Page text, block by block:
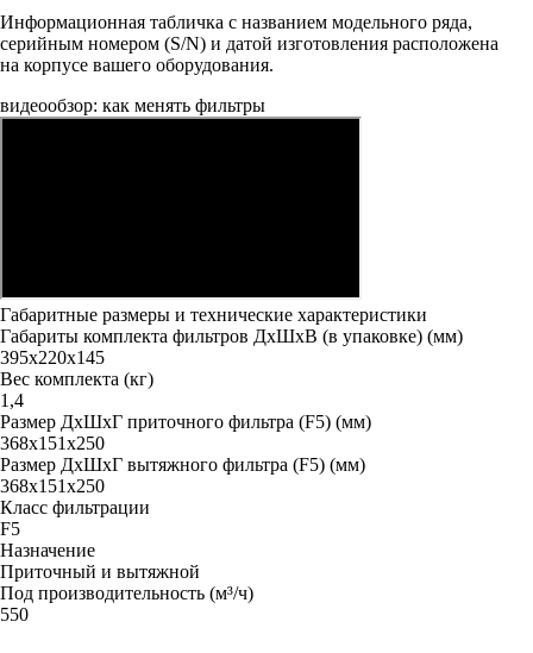
Информационная табличка с названием модельного ряда,
серийным номером (S/N) и датой изготовления расположена
на корпусе вашего оборудования.
видеообзор: как менять фильтры
Габаритные размеры и технические характеристики
Габариты комплекта фильтров ДxШxВ (в упаковке) (мм)
395х220х145
Вес комплекта (кг)
1,4
Размер ДxШxГ приточного фильтра (F5) (мм)
368x151x250
Размер ДxШxГ вытяжного фильтра (F5) (мм)
368x151x250
Класс фильтрации
F5
Назначение
Приточный и вытяжной
Под производительность (м³/ч)
550